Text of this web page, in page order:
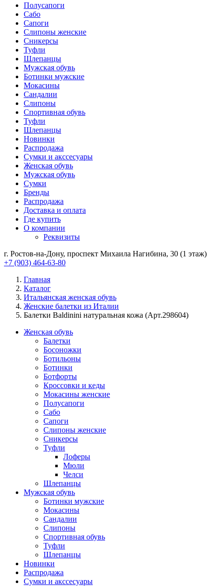
Полусапоги
Сабо
Сапоги
Слипоны женские
Сникерсы
Туфли
Шлепанцы
Мужская обувь
Ботинки мужские
Мокасины
Сандалии
Слипоны
Спортивная обувь
Туфли
Шлепанцы
Новинки
Распродажа
Сумки и акссесуары
Женская обувь
Мужская обувь
Сумки
Бренды
Распродажа
Доставка и оплата
Где купить
О компании
Реквизиты
г. Ростов-на-Дону, проспект Михаила Нагибина, 30 (1 этаж)
+7 (903) 464-63-80
Главная
Каталог
Итальянская женская обувь
Женские балетки из Италии
Балетки Baldinini натуральная кожа (Арт.298604)
Женская обувь
Балетки
Босоножки
Ботильоны
Ботинки
Ботфорты
Кроссовки и кеды
Мокасины женские
Полусапоги
Сабо
Сапоги
Слипоны женские
Сникерсы
Туфли
Лоферы
Мюли
Челси
Шлепанцы
Мужская обувь
Ботинки мужские
Мокасины
Сандалии
Слипоны
Спортивная обувь
Туфли
Шлепанцы
Новинки
Распродажа
Сумки и акссесуары